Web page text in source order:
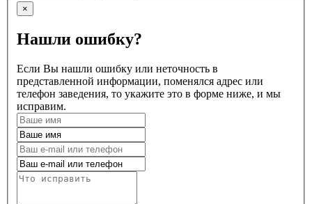
×
Нашли ошибку?
Если Вы нашли ошибку или неточность в
представленной информации, поменялся адрес или
телефон заведения, то укажите это в форме ниже, и мы
исправим.